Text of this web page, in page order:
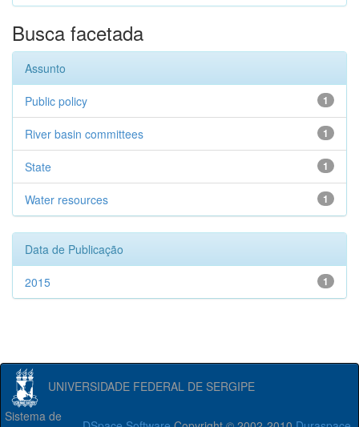
Busca facetada
Assunto
1
Public policy
1
River basin committees
1
State
1
Water resources
Data de Publicação
1
2015
UNIVERSIDADE FEDERAL DE SERGIPE
Sistema de